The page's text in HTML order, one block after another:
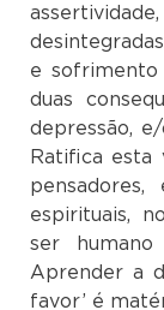
e sofrimento
duas
depressão,
Ratifica esta
espirituais,
ser humano
Aprender a
favor’ é